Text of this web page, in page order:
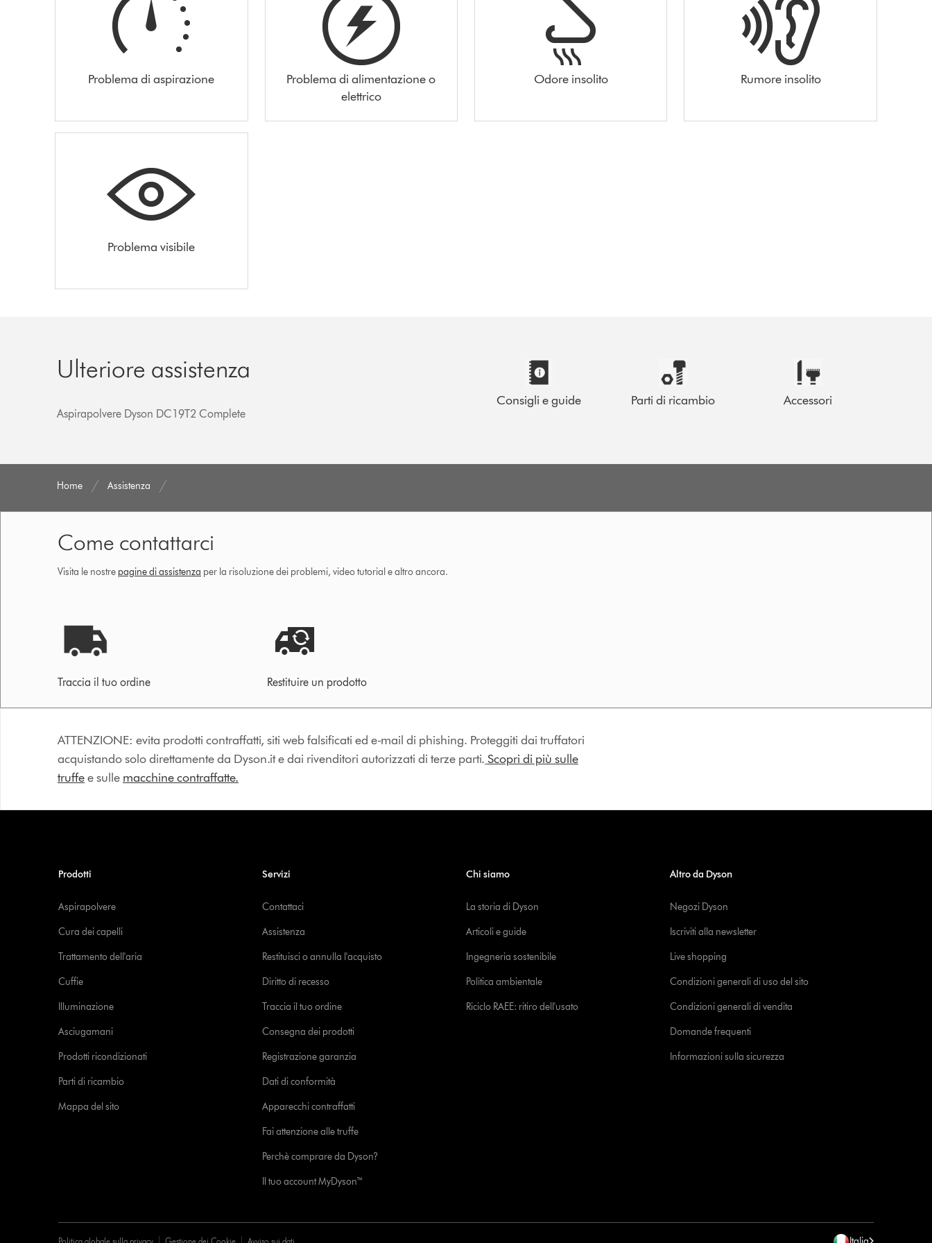
Problema di aspirazione
Problema di alimentazione o
elettrico
Odore insolito Rumore insolito
Problema visibile
Ulteriore assistenza
Aspirapolvere Dyson DC19T2 Complete
Consigli e guide Parti di ricambio Accessori
Home Assistenza
Come contattarci
Visita le nostre pagine di assistenza per la risoluzione dei problemi, video tutorial e altro ancora.
Traccia il tuo ordine Restituire un prodotto
ATTENZIONE: evita prodotti contraffatti, siti web falsificati ed e-mail di phishing. Proteggiti dai truffatori
acquistando solo direttamente da Dyson.it e dai rivenditori autorizzati di terze parti. Scopri di più sulle
truffee sulle macchine contraffatte.
Prodotti
Aspirapolvere
Cura dei capelli
Trattamento dell'aria
Cuffie
Illuminazione
Asciugamani
Prodotti ricondizionati
Parti di ricambio
Mappa del sito
Servizi
Contattaci
Assistenza
Restituisci o annulla l'acquisto
Diritto di recesso
Traccia il tuo ordine
Consegna dei prodotti
Registrazione garanzia
Dati di conformità
Apparecchi contraffatti
Fai attenzione alle truffe
Perchè comprare da Dyson?
Il tuo account MyDyson™
Chi siamo
La storia di Dyson
Articoli e guide
Ingegneria sostenibile
Politica ambientale
Riciclo RAEE: ritiro dell'usato
Altro da Dyson
Negozi Dyson
Iscriviti alla newsletter
Live shopping
Condizioni generali di uso del sito
Condizioni generali di vendita
Domande frequenti
Informazioni sulla sicurezza